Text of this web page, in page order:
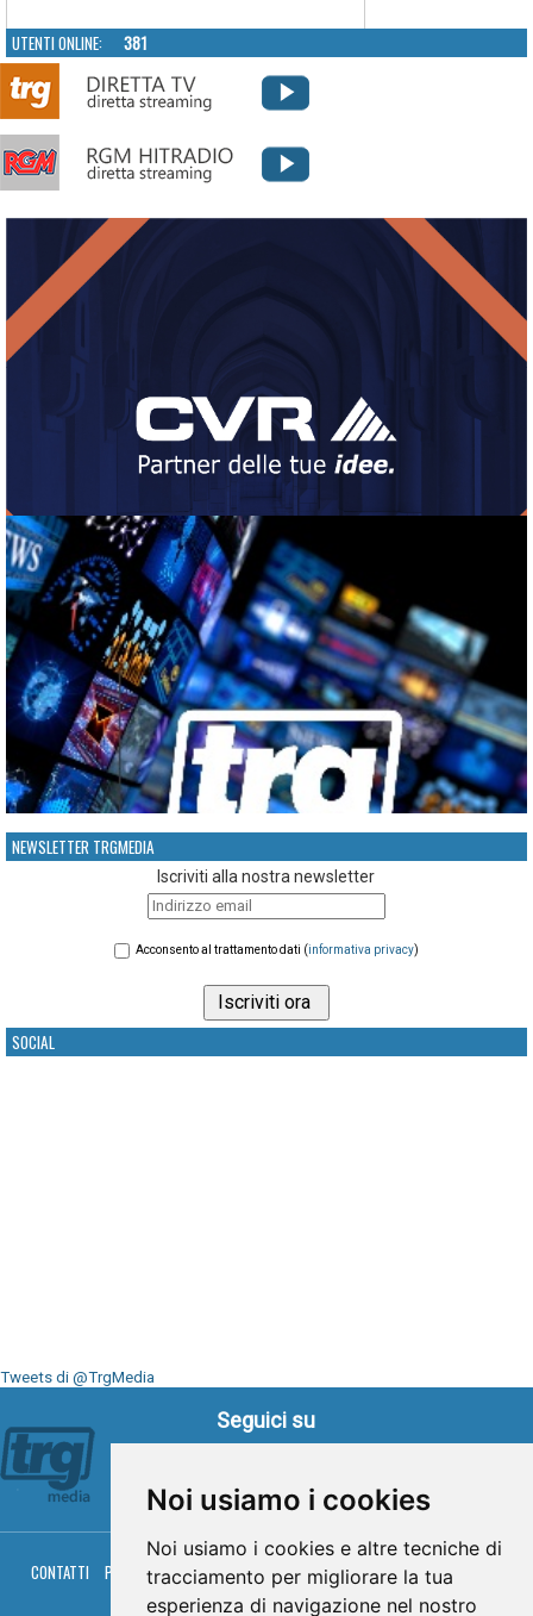
Noi usiamo i cookies
Noi usiamo i cookies e altre tecniche di
tracciamento per migliorare la tua
esperienza di navigazione nel nostro
UTENTI ONLINE: 381
NEWSLETTER TRGMEDIA
Iscriviti alla nostra newsletter
Acconsento al trattamento dati (informativa privacy)
SOCIAL
Tweets di @TrgMedia
Seguici su
CONTATTI PRIVACY COOKIES PALINSESTO DIRETTA TV
DIRETTA RADIO
RGM HITRADIO